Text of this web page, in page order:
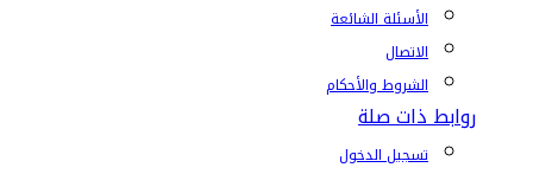
الأسئلة الشائعة
الاتصال
الشروط والأحكام
روابط ذات صلة
تسجيل الدخول